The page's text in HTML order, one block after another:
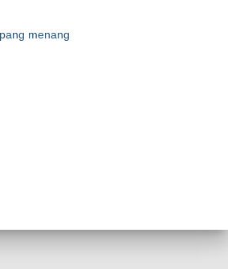
menang